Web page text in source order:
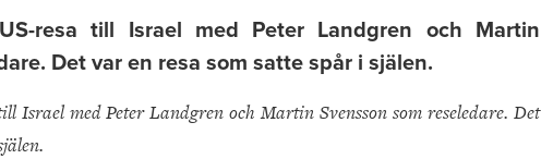
resa till Israel med Peter Landgren och Martin
Det var en resa som satte spår i själen.
Israel med Peter Landgren och Martin Svensson som reseledare. Det